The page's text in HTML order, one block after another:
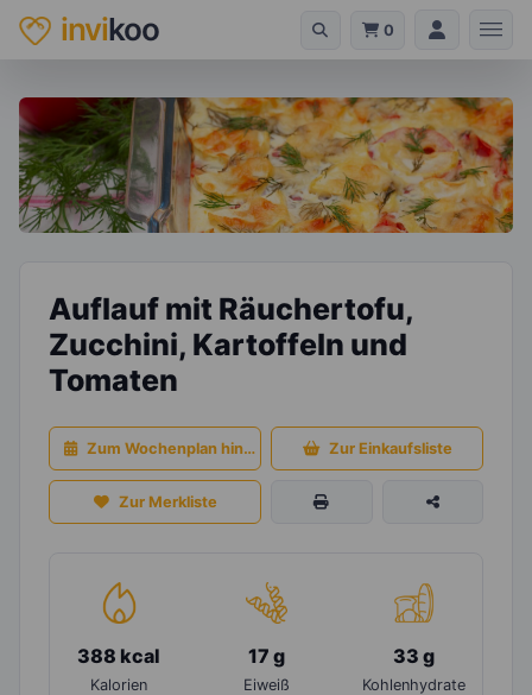
invikoo 0
Auflauf mit Räuchertofu,
Zucchini, Kartoffeln und
Tomaten
Zum Wochenplan hinzufügen Zur Einkaufsliste
Zur Merkliste
388 kcal
Kalorien
17 g
Eiweiß
33 g
Kohlenhydrate